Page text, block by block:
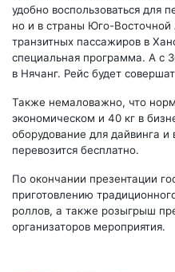
удобно воспользоваться для
но и в страны Юго-
транзитных пассажиров в
специальная программа. А с
в Нячанг. Рейс будет
Также немаловажно, что
экономическом и 40 кг в
оборудование для дайвинга и
перевозится бесплатно.
По окончании презентации
приготовлению
роллов, а также розыгрыш
организаторов мероприятия.